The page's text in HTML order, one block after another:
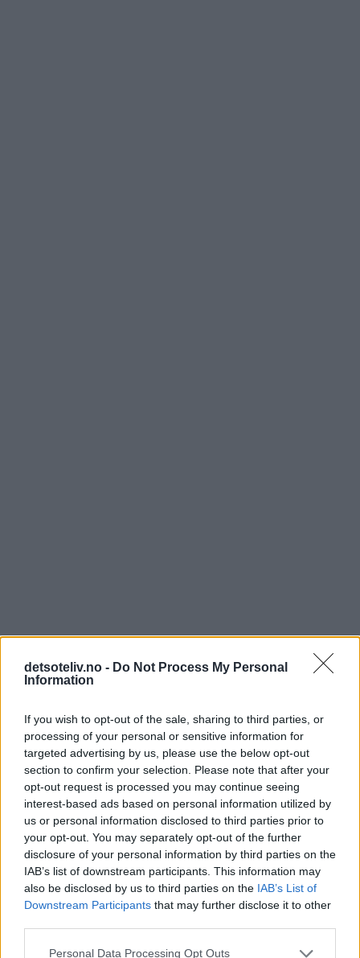
detsoteliv.no - Do Not Process My Personal
Information
If you wish to opt-out of the sale, sharing to third parties, or
processing of your personal or sensitive information for
targeted advertising by us, please use the below opt-out
section to confirm your selection. Please note that after your
opt-out request is processed you may continue seeing
interest-based ads based on personal information utilized by
us or personal information disclosed to third parties prior to
your opt-out. You may separately opt-out of the further
disclosure of your personal information by third parties on the
IAB’s list of downstream participants. This information may
also be disclosed by us to third parties on the IAB’s List of
Downstream Participants that may further disclose it to other
Personal Data Processing Opt Outs
55 kommentarer
Linn - 11.12.2013 - 14:18
Hei! Har hørt at pikekyss holder seg i flere måneder?
Hvor lenge holder de seg, og skal de oppbevares kaldt?
Tenkte å gi bort et glass med slike i julegave :)